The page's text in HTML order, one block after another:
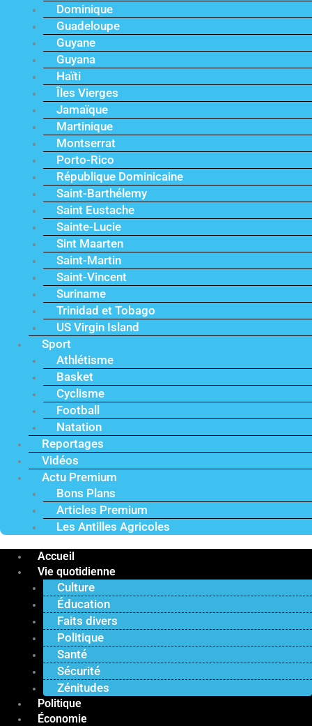
Dominique
Guadeloupe
Guyane
Guyana
Haïti
Îles Vierges
Jamaïque
Martinique
Montserrat
Porto-Rico
République Dominicaine
Saint-Barthélemy
Saint Eustache
Sainte-Lucie
Sint Maarten
Saint-Martin
Saint-Vincent
Suriname
Trinidad et Tobago
US Virgin Island
Sport
Athlétisme
Basket
Cyclisme
Football
Natation
Reportages
Vidéos
Actu Premium
Bons Plans
Articles Premium
Les Antilles Agricoles
Accueil
Vie quotidienne
Culture
Éducation
Faits divers
Politique
Santé
Sécurité
Zénitudes
Politique
Économie